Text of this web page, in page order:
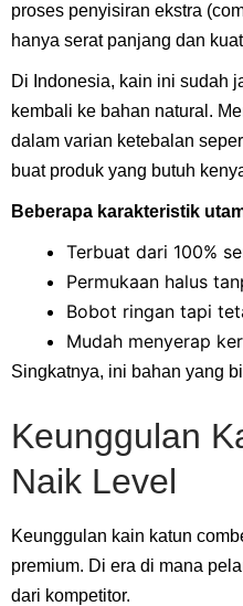
proses penyisiran ekstra
hanya serat panjang dan
Di Indonesia, kain ini sudah
kembali ke bahan natural.
dalam varian ketebalan
buat produk yang butuh
Beberapa karakteristik
Terbuat dari 100%
Permukaan halus
Bobot ringan tapi
Mudah menyerap
Singkatnya, ini bahan yang
Keunggulan
Naik Level
Keunggulan kain katun
premium. Di era di mana
dari kompetitor.